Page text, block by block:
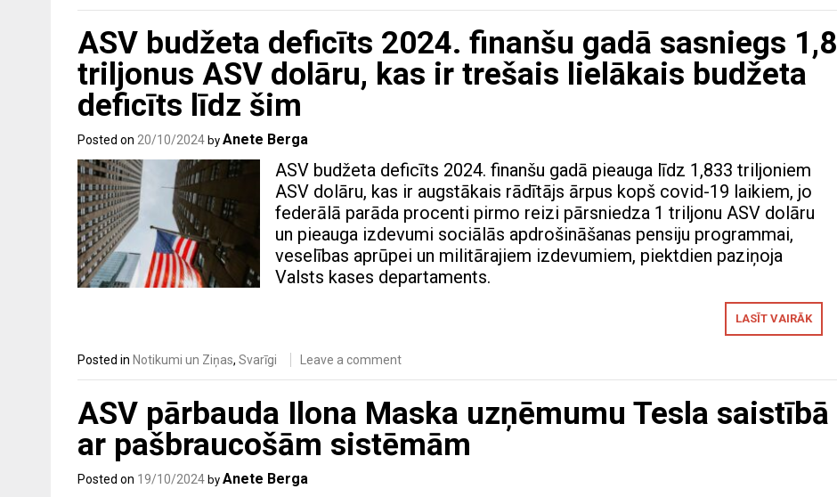
ASV budžeta deficīts 2024. finanšu gadā sasniegs 1,8
triljonus ASV dolāru, kas ir trešais lielākais budžeta
deficīts līdz šim
Posted on 20/10/2024 by Anete Berga
ASV budžeta deficīts 2024. finanšu gadā pieauga līdz 1,833 triljoniem
ASV dolāru, kas ir augstākais rādītājs ārpus kopš covid-19 laikiem, jo
federālā parāda procenti pirmo reizi pārsniedza 1 triljonu ASV dolāru
un pieauga izdevumi sociālās apdrošināšanas pensiju programmai,
veselības aprūpei un militārajiem izdevumiem, piektdien paziņoja
Valsts kases departaments.
LASĪT VAIRĀK
Posted in Notikumi un Ziņas, Svarīgi Leave a comment
ASV pārbauda Ilona Maska uzņēmumu Tesla saistībā
ar pašbraucošām sistēmām
Posted on 19/10/2024 by Anete Berga